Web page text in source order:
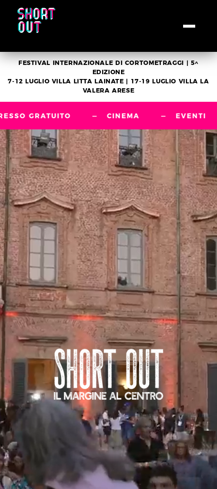
FESTIVAL INTERNAZIONALE DI CORTOMETRAGGI | 5^
EDIZIONE
7-12 LUGLIO VILLA LITTA LAINATE | 17-19 LUGLIO VILLA LA
VALERA ARESE
— CINEMA — EVENTI —